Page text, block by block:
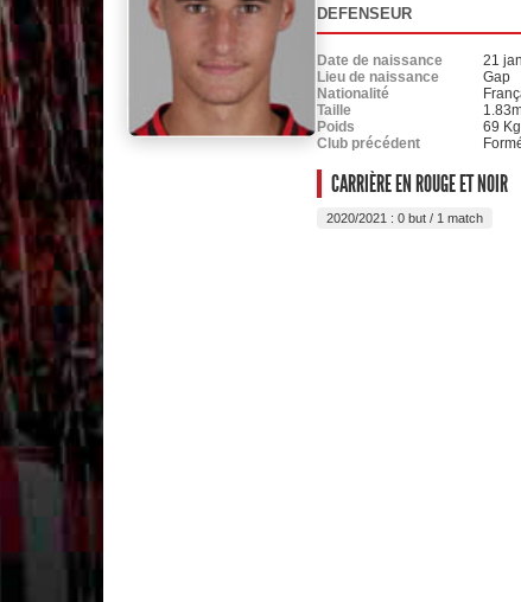
DEFENSEUR
Date de naissance
21
Lieu de naissance
Gap
Nationalité
Taille
Poids
69 Kg
Club précédent
CARRIÈRE EN ROUGE ET NOIR
2020/2021 : 0 but / 1 match